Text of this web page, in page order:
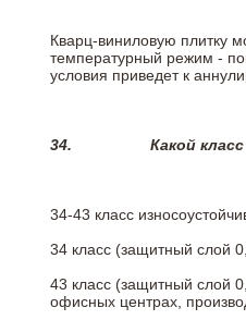
Кварц-виниловую плитку
температурный режим -
условия приведет к
34. Какой
34-43 класс
34 класс (защитный слой
43 класс (защитный слой
офисных центрах,